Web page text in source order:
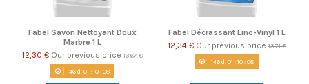
Fabel Savon Nettoyant Doux
Marbre 1 L
12,30 € Our previous price 13,67 €
146d. 01 :10:08
Fabel Décrassant Lino-Vinyl 1 L
12,34 € Our previous price13,71 €
146d. 01 :10:08